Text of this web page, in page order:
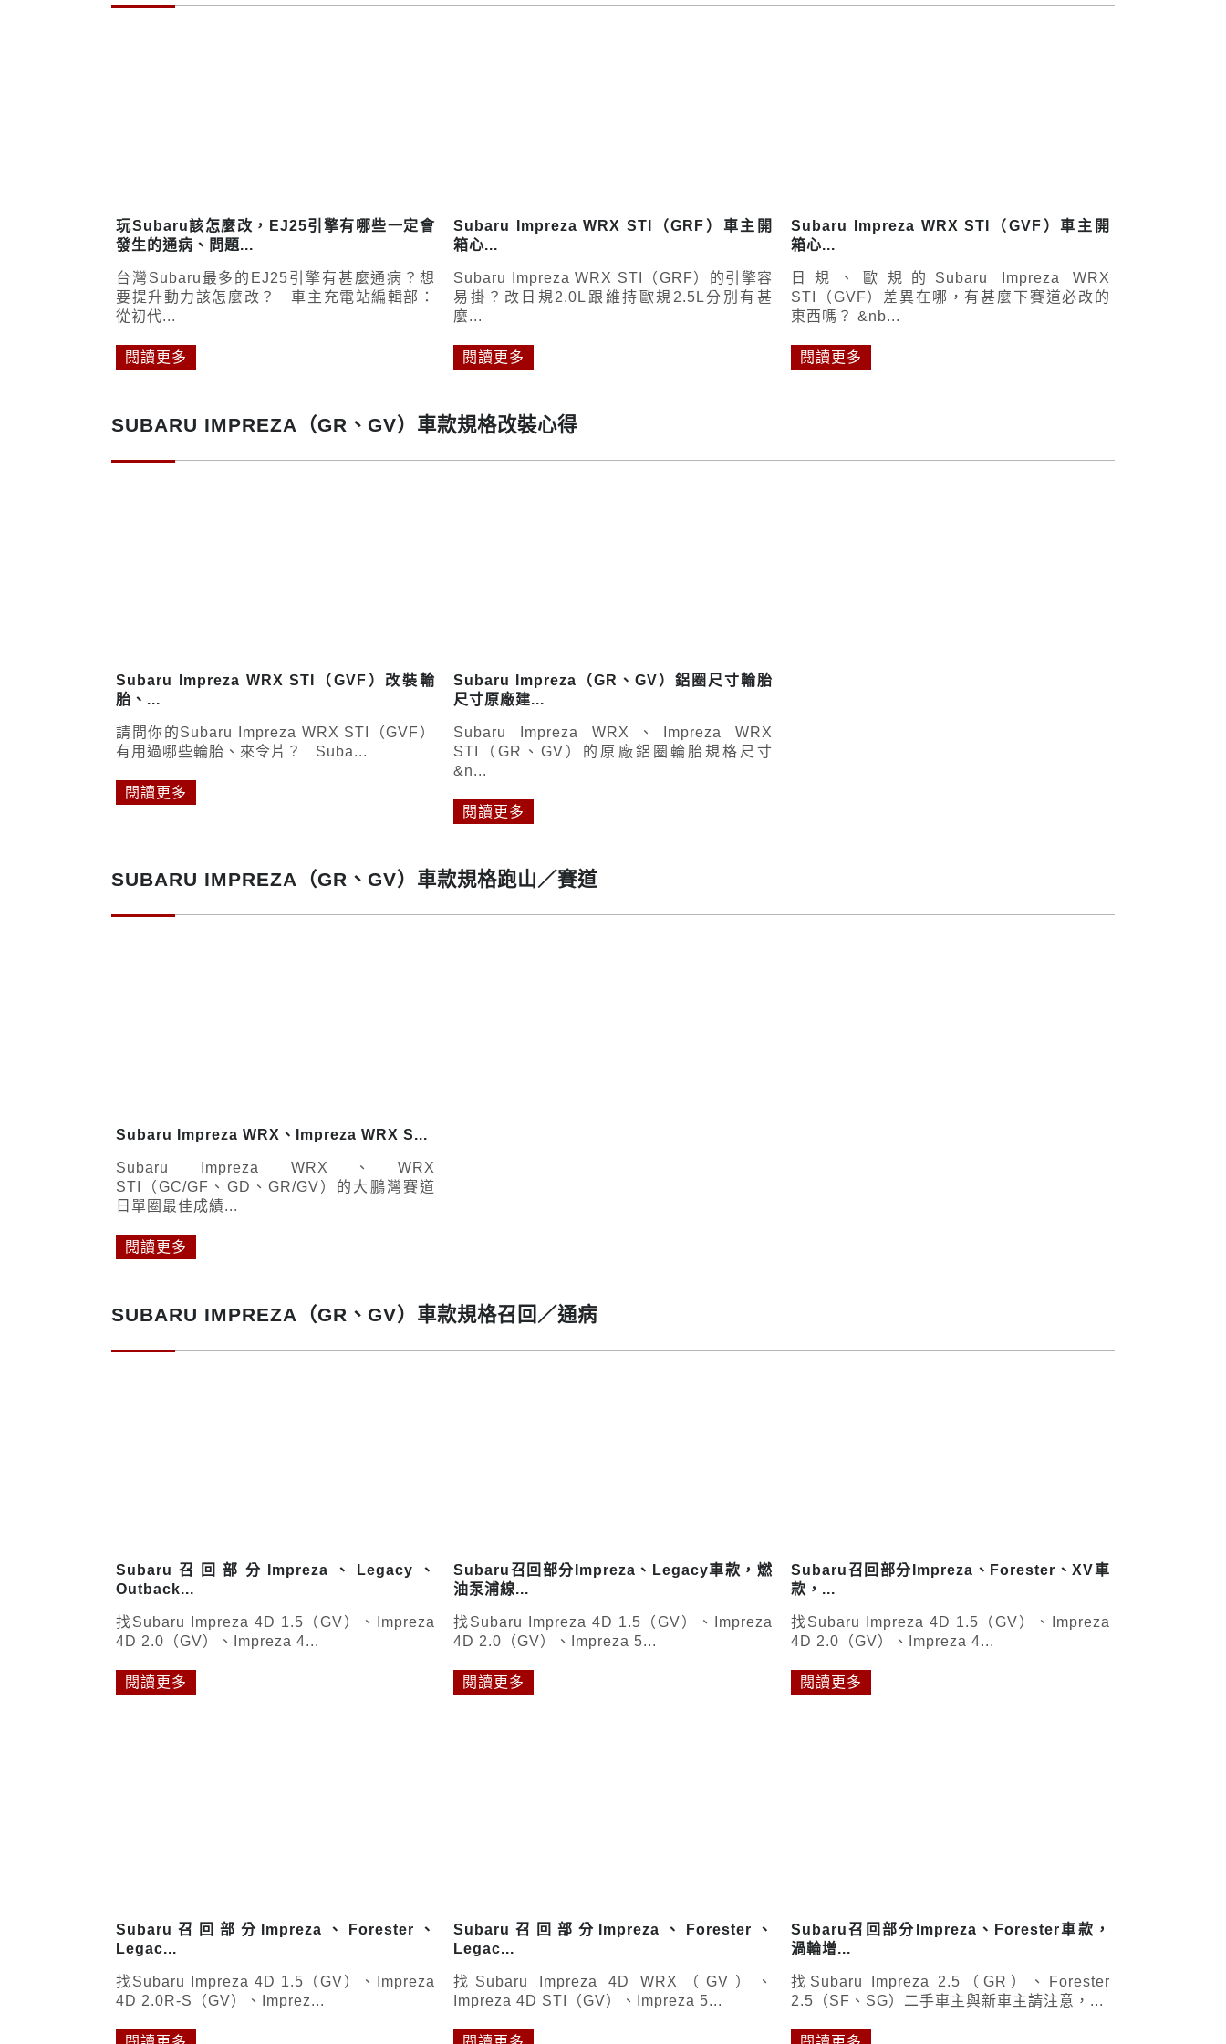
玩Subaru該怎麼改，EJ25引擎有哪些一定會
發生的通病、問題...
台灣Subaru最多的EJ25引擎有甚麼通病？想
要提升動力該怎麼改？ 車主充電站編輯部：
從初代...
閱讀更多
Subaru Impreza WRX STI（GRF）車主開
箱心...
Subaru Impreza WRX STI（GRF）的引擎容
易掛？改日規2.0L跟維持歐規2.5L分別有甚
麼...
閱讀更多
Subaru Impreza WRX STI（GVF）車主開
箱心...
日規、歐規的Subaru Impreza WRX
STI（GVF）差異在哪，有甚麼下賽道必改的
東西嗎？ &nb...
閱讀更多
SUBARU IMPREZA（GR、GV）車款規格改裝心得
Subaru Impreza WRX STI（GVF）改裝輪
胎、...
請問你的Subaru Impreza WRX STI（GVF）
有用過哪些輪胎、來令片？ Suba...
閱讀更多
Subaru Impreza（GR、GV）鋁圈尺寸輪胎
尺寸原廠建...
Subaru Impreza WRX、Impreza WRX
STI（GR、GV）的原廠鋁圈輪胎規格尺寸
&n...
閱讀更多
SUBARU IMPREZA（GR、GV）車款規格跑山／賽道
Subaru Impreza WRX、Impreza WRX S...
Subaru Impreza WRX、WRX
STI（GC/GF、GD、GR/GV）的大鵬灣賽道
日單圈最佳成績...
閱讀更多
SUBARU IMPREZA（GR、GV）車款規格召回／通病
Subaru召回部分Impreza、Legacy、
Outback...
找Subaru Impreza 4D 1.5（GV）、Impreza
4D 2.0（GV）、Impreza 4...
閱讀更多
Subaru召回部分Impreza、Legacy車款，燃
油泵浦線...
找Subaru Impreza 4D 1.5（GV）、Impreza
4D 2.0（GV）、Impreza 5...
閱讀更多
Subaru召回部分Impreza、Forester、XV車
款，...
找Subaru Impreza 4D 1.5（GV）、Impreza
4D 2.0（GV）、Impreza 4...
閱讀更多
Subaru召回部分Impreza、Forester、
Legac...
找Subaru Impreza 4D 1.5（GV）、Impreza
4D 2.0R-S（GV）、Imprez...
Subaru召回部分Impreza、Forester、
Legac...
找Subaru Impreza 4D WRX（GV）、
Impreza 4D STI（GV）、Impreza 5...
Subaru召回部分Impreza、Forester車款，
渦輪增...
找Subaru Impreza 2.5（GR）、Forester
2.5（SF、SG）二手車主與新車主請注意，...